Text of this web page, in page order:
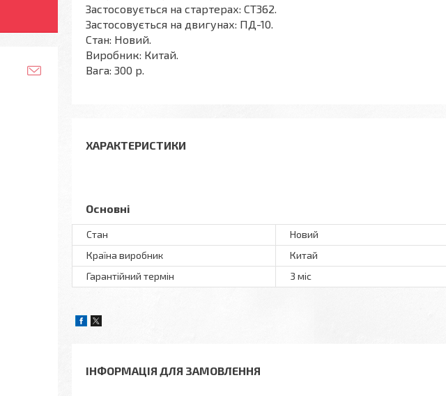
Застосовується на стартерах: СТ362.
Застосовується на двигунах: ПД-10.
Стан: Новий.
Виробник: Китай.
Вага: 300 р.
ХАРАКТЕРИСТИКИ
Основні
Стан
Новий
Країна виробник
Китай
Гарантійний термін
3 міс
ІНФОРМАЦІЯ ДЛЯ ЗАМОВЛЕННЯ